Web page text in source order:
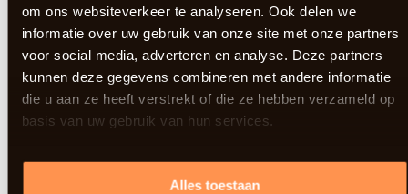
om ons websiteverkeer te analyseren. Ook delen we
informatie over uw gebruik van onze site met onze partners
voor social media, adverteren en analyse. Deze partners
kunnen deze gegevens combineren met andere informatie
die u aan ze heeft verstrekt of die ze hebben verzameld op
basis van uw gebruik van hun services.
Alles toestaan